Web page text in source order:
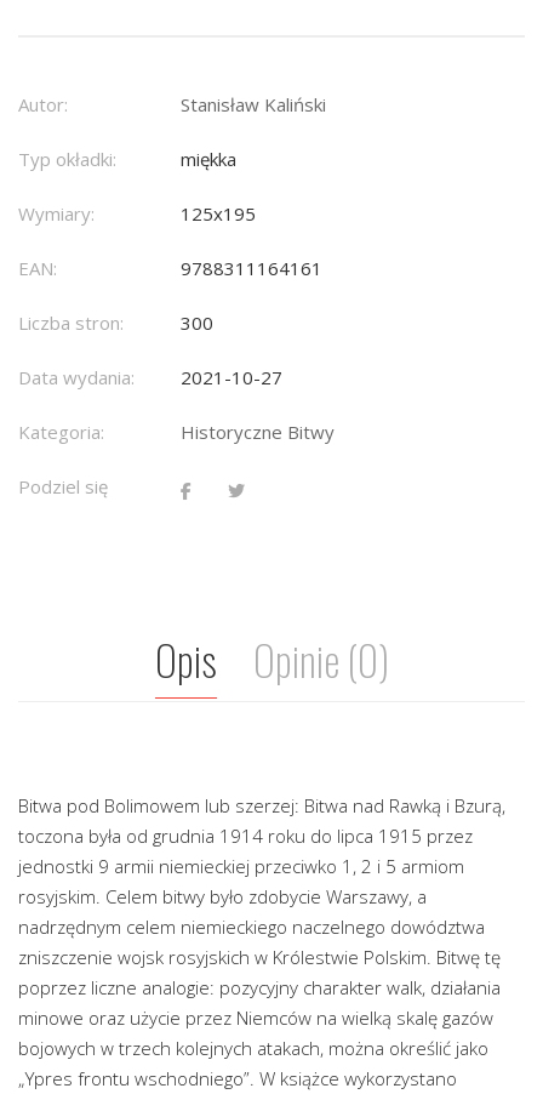
Autor: Stanisław Kaliński
Typ okładki: miękka
Wymiary: 125x195
EAN: 9788311164161
Liczba stron: 300
Data wydania: 2021-10-27
Kategoria: Historyczne Bitwy
Podziel się
Opis Opinie (0)
Bitwa pod Bolimowem lub szerzej: Bitwa nad Rawką i Bzurą,
toczona była od grudnia 1914 roku do lipca 1915 przez
jednostki 9 armii niemieckiej przeciwko 1, 2 i 5 armiom
rosyjskim. Celem bitwy było zdobycie Warszawy, a
nadrzędnym celem niemieckiego naczelnego dowództwa
zniszczenie wojsk rosyjskich w Królestwie Polskim. Bitwę tę
poprzez liczne analogie: pozycyjny charakter walk, działania
minowe oraz użycie przez Niemców na wielką skalę gazów
bojowych w trzech kolejnych atakach, można określić jako
„Ypres frontu wschodniego”. W książce wykorzystano